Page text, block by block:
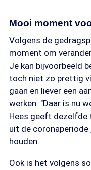
Mooi moment
Volgens de
moment om
Je kan bijvoorbeeld
toch niet zo prettig
gaan en liever een
werken. "Daar is nu
Hees geeft dezelfde
uit de coronaperiode
houden.
Ook is het volgens